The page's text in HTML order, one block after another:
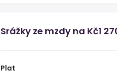
Srážky ze mzdy na Kč1
Plat